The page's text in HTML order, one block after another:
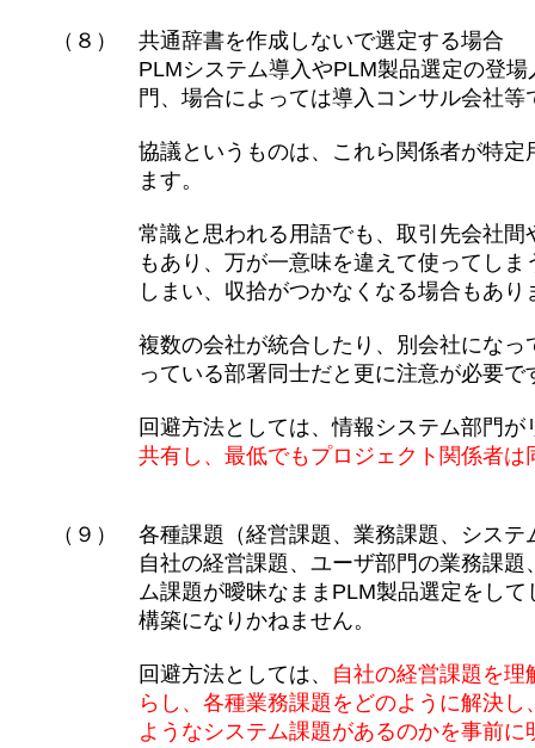
（８） 共通辞書を作成しないで選定する場合
PLMシステム導入やPLM製品選定の登場人
門、場合によっては導入コンサル会社等
協議というものは、これら関係者が特定用語
ます。
常識と思われる用語でも、取引先会社間や社
もあり、万が一意味を違えて使ってしまうと
しまい、収拾がつかなくなる場合もあり
複数の会社が統合したり、別会社になって共
っている部署同士だと更に注意が必要で
回避方法としては、情報システム部門がリ
共有し、最低でもプロジェクト関係者は同
（９） 各種課題（経営課題、業務課題、
自社の経営課題、ユーザ部門の業務課題、導
ム課題が曖昧なままPLM製品選定をしてしま
構築になりかねません。
回避方法としては、 自社の経営課題を
らし、各種業務課題をどのように解決し、も
ようなシステム課題があるのかを事前に